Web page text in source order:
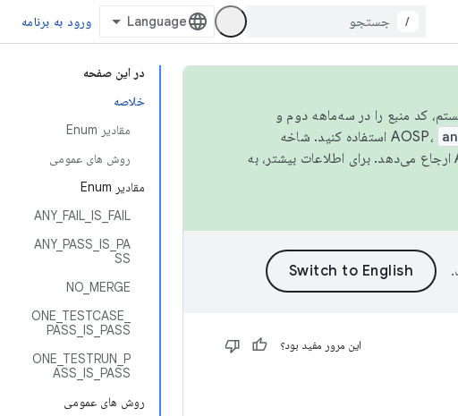
/ ورود به برنامه
در این صفحه
خلاصه
مقادیر Enum
روش های عمومی
مقادیر Enum
ANY_FAIL_IS_FAIL
ANY_PASS_IS_PA
SS
NO_MERGE
ONE_TESTCASE_
PASS_IS_PASS
ONE_TESTRUN_P
ASS_IS_PASS
روش های عمومی
کد منبع را در سه‌ماهه دوم و
استفاده کنید. شاخه
این مرور مفید بود؟